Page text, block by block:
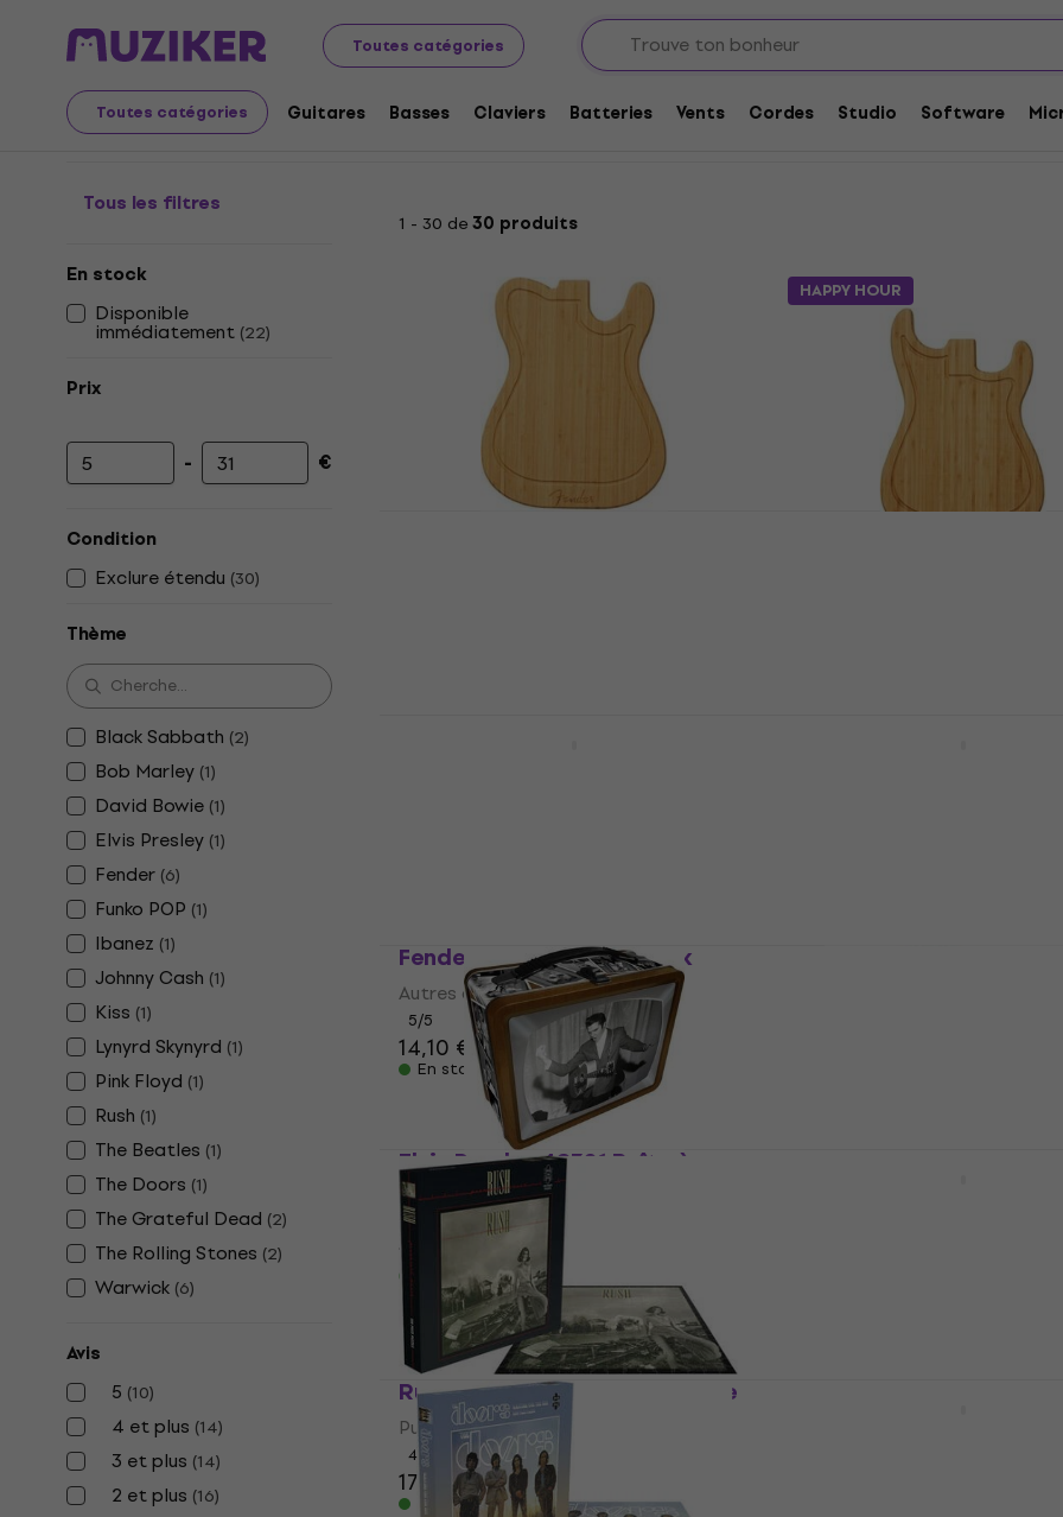
Toutes catégories
Toutes catégories Guitares Basses Claviers Batteries Vents Cordes Studio Software
Merch Produits musicaux Cadeaux pour les musiciens
Cadeaux pour les musiciens
Tous les filtres
En stock
Disponible
immédiatement (22)
Prix
Prix minimum
- Prix maximum
€
Condition
Exclure étendu (30)
Thème
Black Sabbath (2)
Bob Marley (1)
David Bowie (1)
Elvis Presley (1)
Fender (6)
Funko POP (1)
Ibanez (1)
Johnny Cash (1)
Kiss (1)
Lynyrd Skynyrd (1)
Pink Floyd (1)
Rush (1)
The Beatles (1)
The Doors (1)
The Grateful Dead (2)
The Rolling Stones (2)
Warwick (6)
Avis
5 (10)
4 et plus (14)
3 et plus (14)
2 et plus (16)
1 - 30 de30 produits
HAPPY HOUR
Fender Blackout 8oz Flask
Autres accessoires musicaux
5/5
14,10 € 15 €
En stock
Elvis Presley 48321 Boîte à
déjeuner
Musiciens dans la cuisine
15,60 € 15,90 €
En stock
Rush Permanent Waves Puzzle
Puzzle et jeux
4,4
17,20 €
En stock